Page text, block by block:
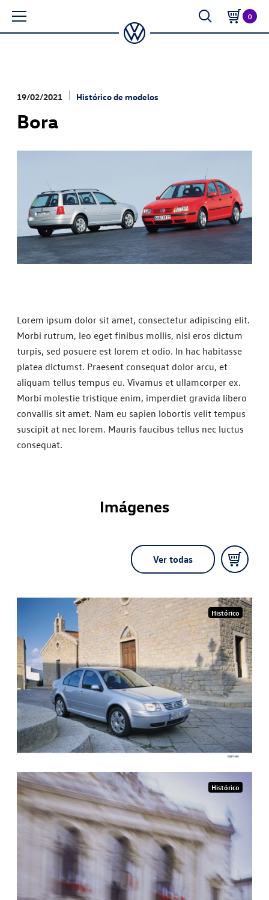
0
19/02/2021 Histórico de modelos
Bora
Lorem ipsum dolor sit amet, consectetur adipiscing elit.
Morbi rutrum, leo eget finibus mollis, nisi eros dictum
turpis, sed posuere est lorem et odio. In hac habitasse
platea dictumst. Praesent consequat dolor arcu, et
aliquam tellus tempus eu. Vivamus et ullamcorper ex.
Morbi molestie tristique enim, imperdiet gravida libero
convallis sit amet. Nam eu sapien lobortis velit tempus
suscipit at nec lorem. Mauris faucibus tellus nec luctus
consequat.
Imágenes
Ver todas
Histórico
Histórico